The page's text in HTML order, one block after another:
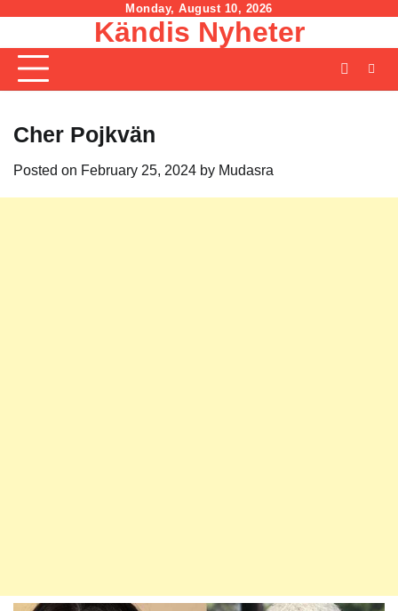
content
Monday, August 10, 2026
Kändis Nyheter
Cher Pojkvän
Posted on February 25, 2024 by Mudasra